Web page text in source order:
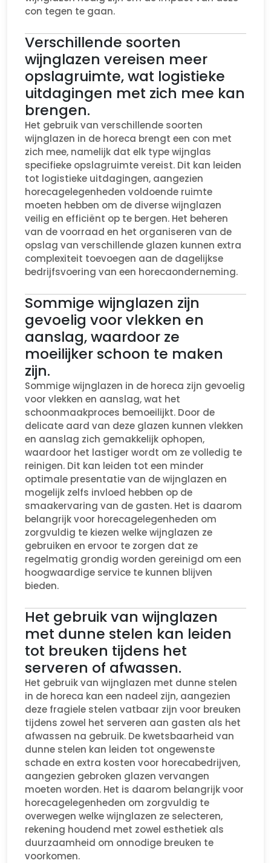
con tegen te gaan.
Verschillende soorten
wijnglazen vereisen meer
opslagruimte, wat logistieke
uitdagingen met zich mee kan
brengen.
Het gebruik van verschillende soorten
wijnglazen in de horeca brengt een con met
zich mee, namelijk dat elk type wijnglas
specifieke opslagruimte vereist. Dit kan leiden
tot logistieke uitdagingen, aangezien
horecagelegenheden voldoende ruimte
moeten hebben om de diverse wijnglazen
veilig en efficiënt op te bergen. Het beheren
van de voorraad en het organiseren van de
opslag van verschillende glazen kunnen extra
complexiteit toevoegen aan de dagelijkse
bedrijfsvoering van een horecaonderneming.
Sommige wijnglazen zijn
gevoelig voor vlekken en
aanslag, waardoor ze
moeilijker schoon te maken
zijn.
Sommige wijnglazen in de horeca zijn gevoelig
voor vlekken en aanslag, wat het
schoonmaakproces bemoeilijkt. Door de
delicate aard van deze glazen kunnen vlekken
en aanslag zich gemakkelijk ophopen,
waardoor het lastiger wordt om ze volledig te
reinigen. Dit kan leiden tot een minder
optimale presentatie van de wijnglazen en
mogelijk zelfs invloed hebben op de
smaakervaring van de gasten. Het is daarom
belangrijk voor horecagelegenheden om
zorgvuldig te kiezen welke wijnglazen ze
gebruiken en ervoor te zorgen dat ze
regelmatig grondig worden gereinigd om een
hoogwaardige service te kunnen blijven
bieden.
Het gebruik van wijnglazen
met dunne stelen kan leiden
tot breuken tijdens het
serveren of afwassen.
Het gebruik van wijnglazen met dunne stelen
in de horeca kan een nadeel zijn, aangezien
deze fragiele stelen vatbaar zijn voor breuken
tijdens zowel het serveren aan gasten als het
afwassen na gebruik. De kwetsbaarheid van
dunne stelen kan leiden tot ongewenste
schade en extra kosten voor horecabedrijven,
aangezien gebroken glazen vervangen
moeten worden. Het is daarom belangrijk voor
horecagelegenheden om zorgvuldig te
overwegen welke wijnglazen ze selecteren,
rekening houdend met zowel esthetiek als
duurzaamheid om onnodige breuken te
voorkomen.